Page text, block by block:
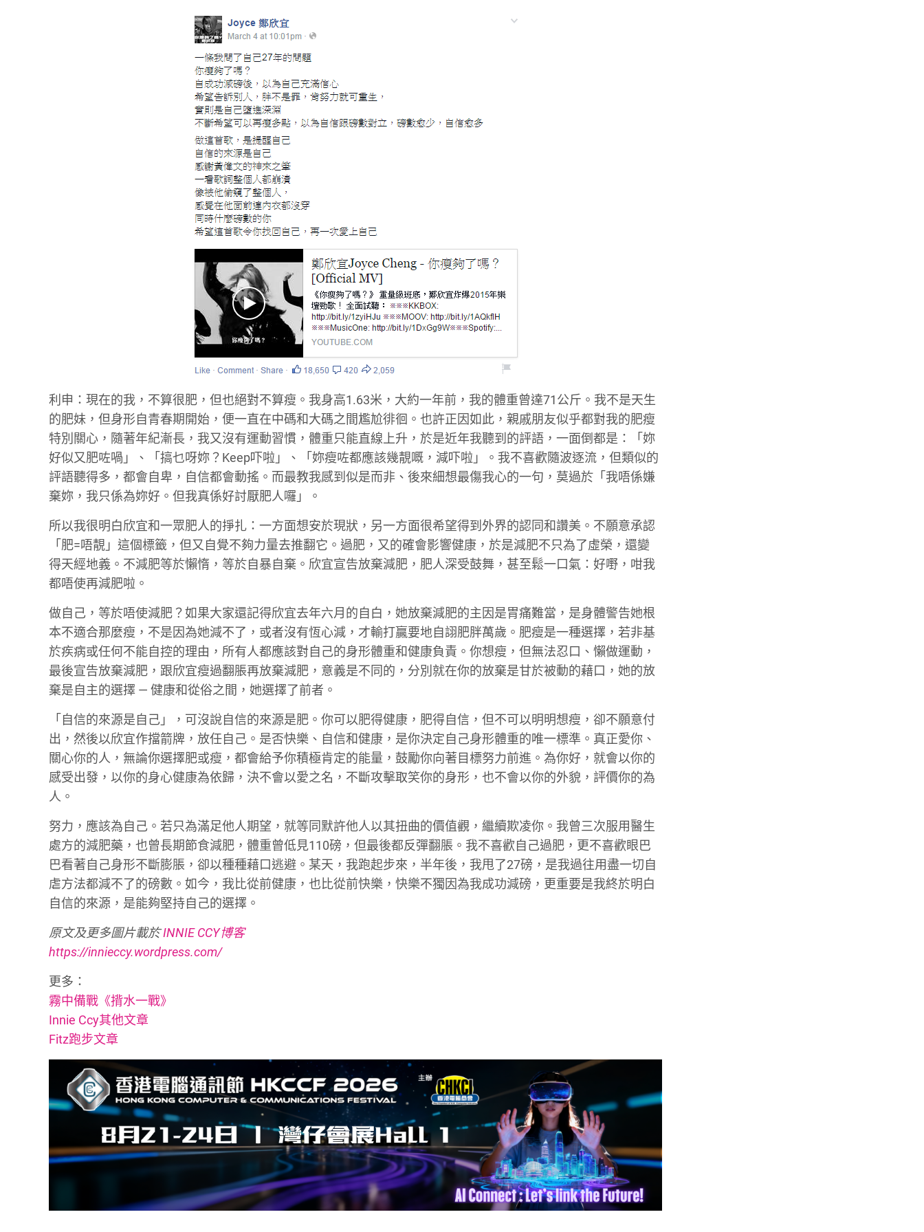
利申：現在的我，不算很肥，但也絕對不算瘦。我身高1.63米，大約一年前，我的體重曾達71公斤。我不是天生
的肥妹，但身形自青春期開始，便一直在中碼和大碼之間尷尬徘徊。也許正因如此，親戚朋友似乎都對我的肥瘦
特別關心，隨著年紀漸長，我又沒有運動習慣，體重只能直線上升，於是近年我聽到的評語，一面倒都是：「妳
好似又肥咗喎」、「搞乜呀妳？Keep吓啦」、「妳瘦咗都應該幾靚嘅，減吓啦」。我不喜歡隨波逐流，但類似的
評語聽得多，都會自卑，自信都會動搖。而最教我感到似是而非、後來細想最傷我心的一句，莫過於「我唔係嫌
棄妳，我只係為妳好。但我真係好討厭肥人囉」。
所以我很明白欣宜和一眾肥人的掙扎：一方面想安於現狀，另一方面很希望得到外界的認同和讚美。不願意承認
「肥=唔靚」這個標籤，但又自覺不夠力量去推翻它。過肥，又的確會影響健康，於是減肥不只為了虛榮，還變
得天經地義。不減肥等於懶惰，等於自暴自棄。欣宜宣告放棄減肥，肥人深受鼓舞，甚至鬆一口氣：好嘢，咁我
都唔使再減肥啦。
做自己，等於唔使減肥？如果大家還記得欣宜去年六月的自白，她放棄減肥的主因是胃痛難當，是身體警告她根
本不適合那麼瘦，不是因為她減不了，或者沒有恆心減，才輸打贏要地自詡肥胖萬歲。肥瘦是一種選擇，若非基
於疾病或任何不能自控的理由，所有人都應該對自己的身形體重和健康負責。你想瘦，但無法忍口、懶做運動，
最後宣告放棄減肥，跟欣宜瘦過翻脹再放棄減肥，意義是不同的，分別就在你的放棄是甘於被動的藉口，她的放
棄是自主的選擇 — 健康和從俗之間，她選擇了前者。
「自信的來源是自己」，可沒說自信的來源是肥。你可以肥得健康，肥得自信，但不可以明明想瘦，卻不願意付
出，然後以欣宜作擋箭牌，放任自己。是否快樂、自信和健康，是你決定自己身形體重的唯一標準。真正愛你、
關心你的人，無論你選擇肥或瘦，都會給予你積極肯定的能量，鼓勵你向著目標努力前進。為你好，就會以你的
感受出發，以你的身心健康為依歸，決不會以愛之名，不斷攻擊取笑你的身形，也不會以你的外貌，評價你的為
人。
努力，應該為自己。若只為滿足他人期望，就等同默許他人以其扭曲的價值觀，繼續欺凌你。我曾三次服用醫生
處方的減肥藥，也曾長期節食減肥，體重曾低見110磅，但最後都反彈翻脹。我不喜歡自己過肥，更不喜歡眼巴
巴看著自己身形不斷膨脹，卻以種種藉口逃避。某天，我跑起步來，半年後，我甩了27磅，是我過往用盡一切自
虐方法都減不了的磅數。如今，我比從前健康，也比從前快樂，快樂不獨因為我成功減磅，更重要是我終於明白
自信的來源，是能夠堅持自己的選擇。
原文及更多圖片載於INNIE CCY博客
https://innieccy.wordpress.com/
更多：
霧中備戰《揹水一戰》
Innie Ccy其他文章
Fitz跑步文章